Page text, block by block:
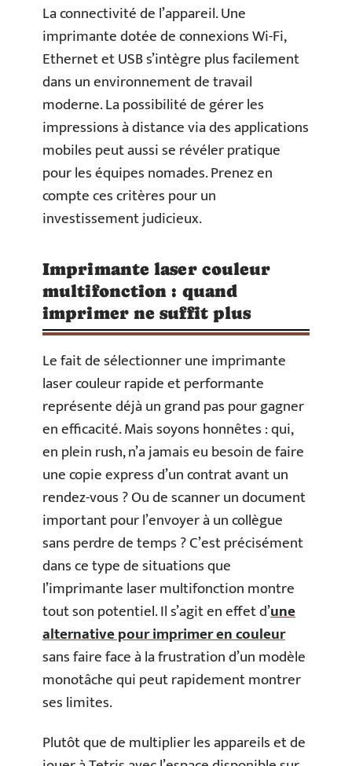
La connectivité de l’appareil. Une
imprimante dotée de connexions Wi-Fi,
Ethernet et USB s’intègre plus facilement
dans un environnement de travail
moderne. La possibilité de gérer les
impressions à distance via des applications
mobiles peut aussi se révéler pratique
pour les équipes nomades. Prenez en
compte ces critères pour un
investissement judicieux.
Imprimante laser couleur
multifonction : quand
imprimer ne suffit plus
Le fait de sélectionner une imprimante
laser couleur rapide et performante
représente déjà un grand pas pour gagner
en efficacité. Mais soyons honnêtes : qui,
en plein rush, n’a jamais eu besoin de faire
une copie express d’un contrat avant un
rendez-vous ? Ou de scanner un document
important pour l’envoyer à un collègue
sans perdre de temps ? C’est précisément
dans ce type de situations que
l’imprimante laser multifonction montre
tout son potentiel. Il s’agit en effet d’une
alternative pour imprimer en couleur
sans faire face à la frustration d’un modèle
monotâche qui peut rapidement montrer
ses limites.
Plutôt que de multiplier les appareils et de